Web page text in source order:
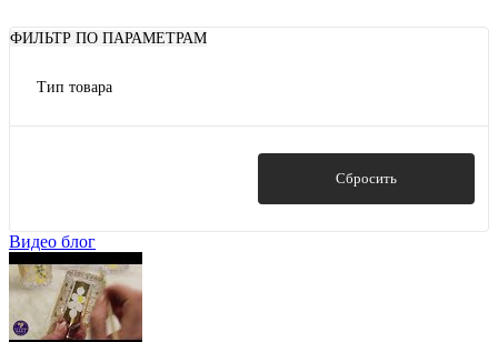
ФИЛЬТР ПО ПАРАМЕТРАМ
Тип товара
Сбросить
Видео блог